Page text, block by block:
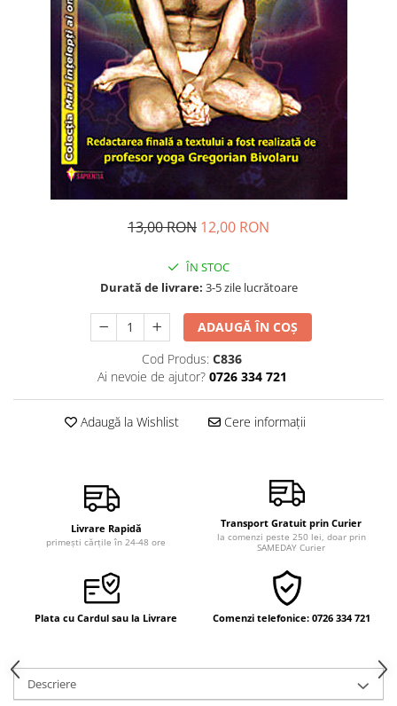
Astrologie
Seria Montauk
Seria Chico Xavier
Seria Helena Blavatsky
Vindecare
Psihologie practică
Sexualitate
Lumea îngerilor
Seria Masaru Emoto
Îngeri
Vindecare spirituală
13,00 RON 12,00 RON
ÎN STOC
Durată de livrare: 3-5 zile lucrătoare
ADAUGĂ ÎN COȘ
Cod Produs: C836
Ai nevoie de ajutor? 0726 334 721
Adaugă la Wishlist Cere informații
Livrare Rapidă
primești cărțile în 24-48 ore
Transport Gratuit prin Curier
la comenzi peste 250 lei, doar prin
SAMEDAY Curier
Plata cu Cardul sau la Livrare Comenzi telefonice: 0726 334 721
Descriere